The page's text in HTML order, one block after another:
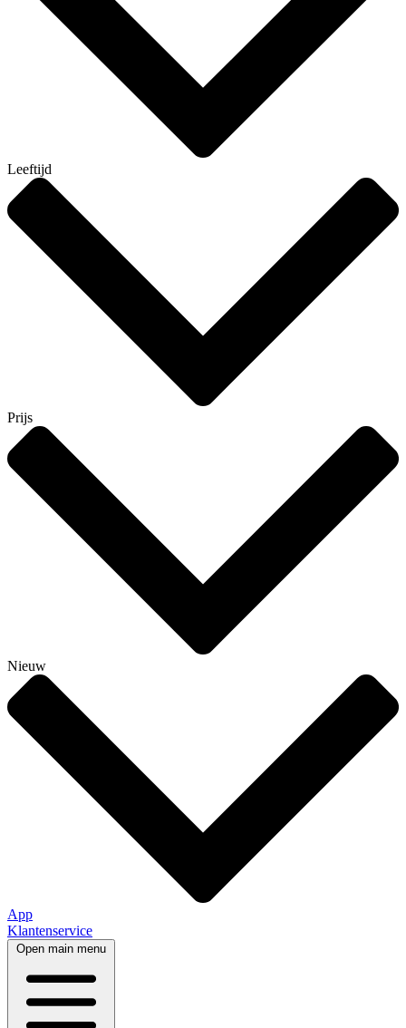
Leeftijd
Prijs
Nieuw
App
Klantenservice
Open main menu